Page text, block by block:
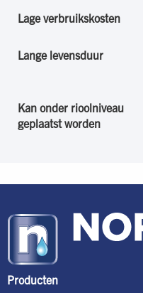
Lage verbruikskosten
Lange levensduur
Kan onder rioolniveau
geplaatst worden
Producten